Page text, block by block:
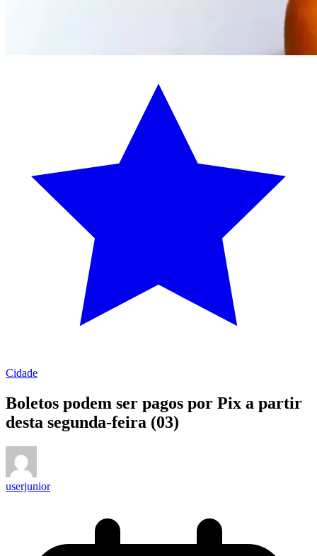
Cidade
Boletos podem ser pagos por Pix a partir
desta segunda-feira (03)
userjunior